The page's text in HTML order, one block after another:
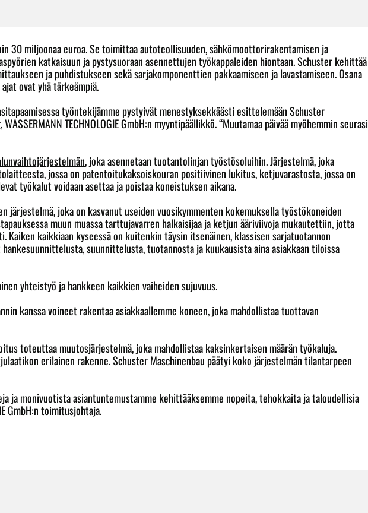
30 miljoonaa euroa. Se toimittaa autoteollisuuden, sähkömoottorirakentamisen ja
katkaisuun ja pystysuoraan asennettujen työkappaleiden hiontaan. Schuster kehittää
ja puhdistukseen sekä sarjakomponenttien pakkaamiseen ja lavastamiseen. Osana
ovat yhä tärkeämpiä.
työntekijämme pystyivät menestyksekkäästi esittelemään Schuster
TECHNOLOGIE GmbH:n myyntipäällikkö. “Muutamaa päivää myöhemmin seurasi
, joka asennetaan tuotantolinjan työstösoluihin. Järjestelmä, joka
jossa on patentoitukaksoiskouran positiivinen lukitus,ketjuvarastosta, jossa on
työkalut voidaan asettaa ja poistaa koneistuksen aikana.
järjestelmä, joka on kasvanut useiden vuosikymmenten kokemuksella työstökoneiden
muun muassa tarttujavarren halkaisijaa ja ketjun ääriviivoja mukautettiin, jotta
kaikkiaan kyseessä on kuitenkin täysin itsenäinen, klassisen sarjatuotannon
suunnittelusta, tuotannosta ja kuukausista aina asiakkaan tiloissa
yhteistyö ja hankkeen kaikkien vaiheiden sujuvuus.
kanssa voineet rakentaa asiakkaallemme koneen, joka mahdollistaa tuottavan
toteuttaa muutosjärjestelmä, joka mahdollistaa kaksinkertaisen määrän työkaluja.
erilainen rakenne. Schuster Maschinenbau päätyi koko järjestelmän tilantarpeen
ja monivuotista asiantuntemustamme kehittääksemme nopeita, tehokkaita ja taloudellisia
GmbH:n toimitusjohtaja.